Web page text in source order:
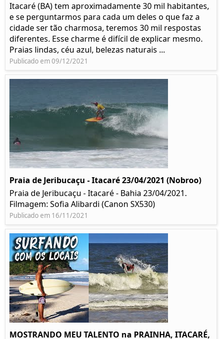
Itacaré (BA) tem aproximadamente 30 mil habitantes,
e se perguntarmos para cada um deles o que faz a
cidade ser tão charmosa, teremos 30 mil respostas
diferentes. Esse charme é difícil de explicar mesmo.
Praias lindas, céu azul, belezas naturais ...
Publicado em 09/12/2021
Praia de Jeribucaçu - Itacaré 23/04/2021 (Nobroo)
Praia de Jeribucaçu - Itacaré - Bahia 23/04/2021.
Filmagem: Sofia Alibardi (Canon SX530)
Publicado em 16/11/2021
MOSTRANDO MEU TALENTO na PRAINHA, ITACARÉ,